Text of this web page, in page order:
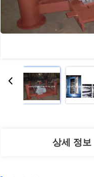
상세 정보